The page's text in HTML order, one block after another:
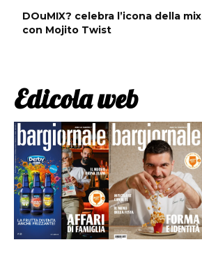
DOuMIX? celebra l’icona della
con Mojito Twist
Edicola web